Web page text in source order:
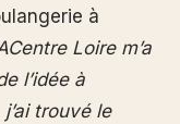
à
Loire m’a
l’idée à
trouvé le